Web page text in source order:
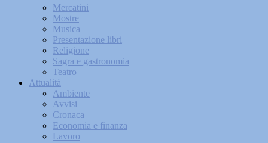
Mercatini
Mostre
Musica
Presentazione libri
Religione
Sagra e gastronomia
Teatro
Attualità
Ambiente
Avvisi
Cronaca
Economia e finanza
Lavoro